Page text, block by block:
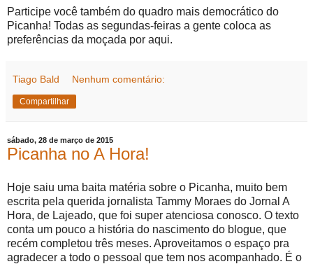
Participe você também do quadro mais democrático do
Picanha! Todas as segundas-feiras a gente coloca as
preferências da moçada por aqui.
Tiago Bald Nenhum comentário:
Compartilhar
sábado, 28 de março de 2015
Picanha no A Hora!
Hoje saiu uma baita matéria sobre o Picanha, muito bem
escrita pela querida jornalista Tammy Moraes do Jornal A
Hora, de Lajeado, que foi super atenciosa conosco. O texto
conta um pouco a história do nascimento do blogue, que
recém completou três meses. Aproveitamos o espaço pra
agradecer a todo o pessoal que tem nos acompanhado. É o